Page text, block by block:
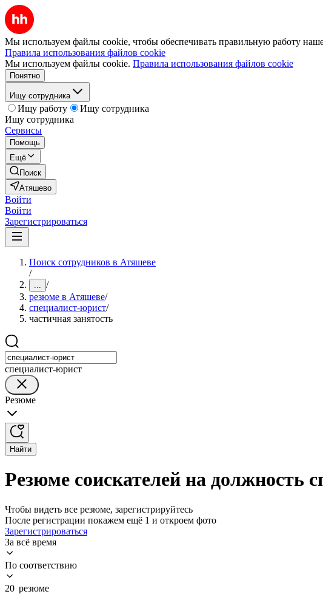
Мы используем файлы cookie, чтобы обеспечивать правильную работу
Правила использования файлов cookie
Мы используем файлы cookie. Правила использования файлов cookie
Понятно
Ищу сотрудника
Ищу работу
Ищу сотрудника
Ищу сотрудника
Сервисы
Помощь
Ещё
Поиск
Атяшево
Войти
Войти
Зарегистрироваться
Поиск сотрудников в Атяшеве
/
... /
резюме в Атяшеве/
специалист-юрист/
частичная занятость
специалист-юрист
Резюме
Найти
Резюме соискателей на должность
Чтобы видеть все резюме, зарегистрируйтесь
После регистрации покажем ещё 1 и откроем фото
Зарегистрироваться
За всё время
По соответствию
20 резюме